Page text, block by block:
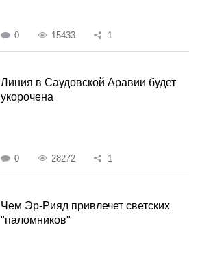
0 15433 1
Линия в Саудовской Аравии будет
укорочена
0 28272 1
Чем Эр-Рияд привлечет светских
"паломников"